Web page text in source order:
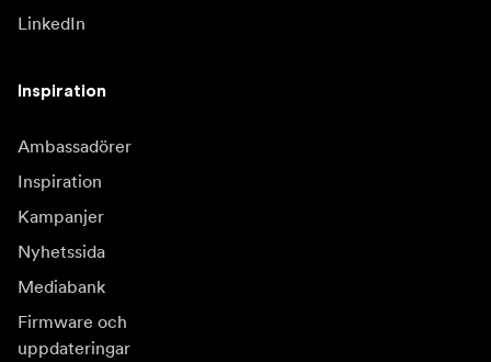
LinkedIn
Inspiration
Ambassadörer
Inspiration
Kampanjer
Nyhetssida
Mediabank
Firmware och
uppdateringar